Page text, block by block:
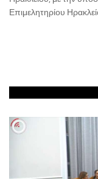
Επιμελητηρίου